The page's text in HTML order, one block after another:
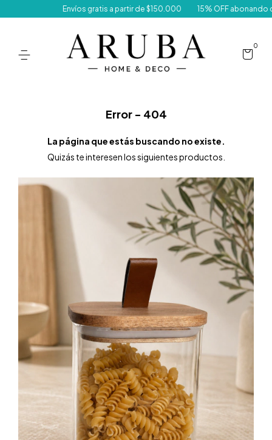
Envíos gratis a partir de $150.000 15% OFF abonando con
0
Error - 404
La página que estás buscando no existe.
Quizás te interesen los siguientes productos.